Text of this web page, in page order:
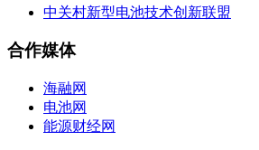
中关村新型电池技术创新联盟
合作媒体
海融网
电池网
能源财经网